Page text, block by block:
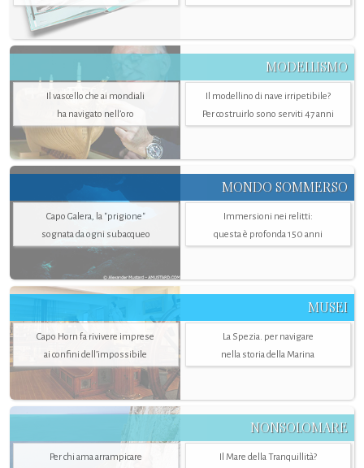
MODELLISMO
Il vascello che ai mondiali
ha navigato nell’oro
Il modellino di nave irripetibile?
Per costruirlo sono serviti 47 anni
MONDO SOMMERSO
Capo Galera, la "prigione"
sognata da ogni subacqueo
Immersioni nei relitti:
questa è profonda 150 anni
MUSEI
Capo Horn fa rivivere imprese
ai confini dell’impossibile
La Spezia. per navigare
nella storia della Marina
NONSOLOMARE
Per chi ama arrampicare
Il Mare della Tranquillità?